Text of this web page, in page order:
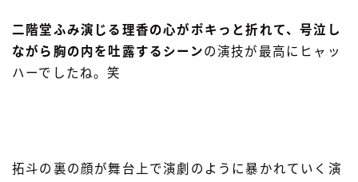
二階堂ふみ演じる理香の心がポキっと折れて、号泣し
ながら胸の内を吐露するシーンの演技が最高にヒャッ
ハーでしたね。笑
拓斗の裏の顔が舞台上で演劇のように暴かれていく演